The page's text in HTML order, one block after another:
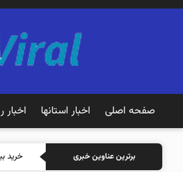
صفحه اصلی اخبار استانها اخبار
برترین عناوین خبری خرید